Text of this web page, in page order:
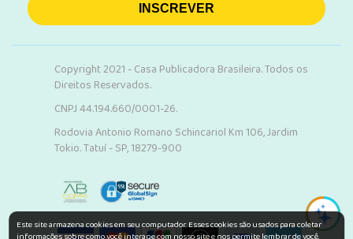
INSCREVER
Copyright 2021 - Casa Publicadora Brasileira. Todos os
Direitos Reservados.
CNPJ 44.194.660/0001-26.
Rodovia Antonio Romano Schincariol Km 106, Jardim
Tokio. Tatuí - SP, 18279-900
Este site armazena cookies em seu computador. Esses cookies são usados para coletar